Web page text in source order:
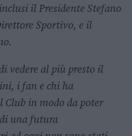
il Presidente Stefano
Sportivo, e il
vedere al più presto il
i fan e chi ha
Club in modo da poter
una futura